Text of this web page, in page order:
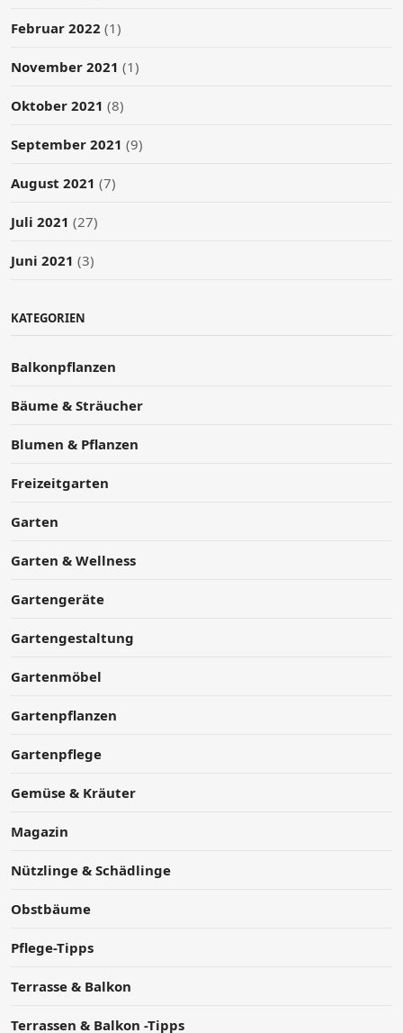
Februar 2022 (1)
November 2021 (1)
Oktober 2021 (8)
September 2021 (9)
August 2021 (7)
Juli 2021 (27)
Juni 2021 (3)
KATEGORIEN
Balkonpflanzen
Bäume & Sträucher
Blumen & Pflanzen
Freizeitgarten
Garten
Garten & Wellness
Gartengeräte
Gartengestaltung
Gartenmöbel
Gartenpflanzen
Gartenpflege
Gemüse & Kräuter
Magazin
Nützlinge & Schädlinge
Obstbäume
Pflege-Tipps
Terrasse & Balkon
Terrassen & Balkon -Tipps